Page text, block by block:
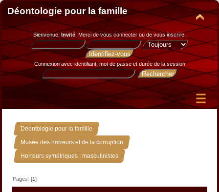
Déontologie pour la famille
Bienvenue, Invité. Merci devous connecter ou de vous inscrire.
Connexion avec identifiant, mot de passe et durée de la session
Déontologie pour la famille »
Musée des horreurs et de la corruption »
Horreurs symétriques : masculinistes
Pages: [1]